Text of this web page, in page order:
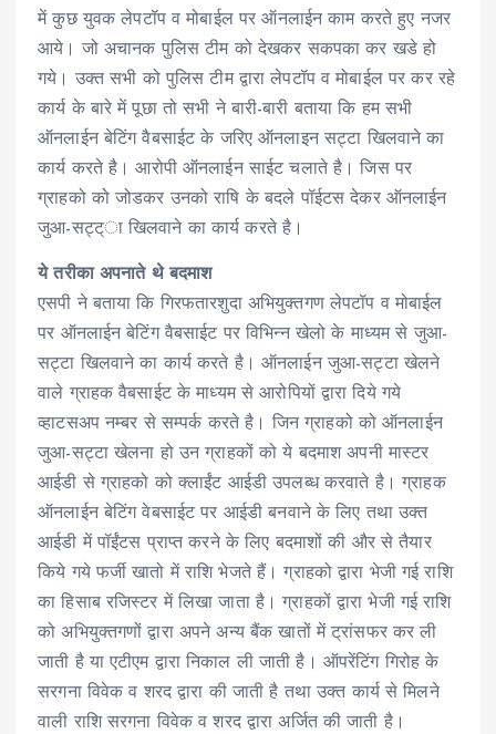
में कुछ युवक लेपटॉप व मोबाईल पर ऑनलाईन काम करते हुए नजर
आये। जो अचानक पुलिस टीम को देखकर सकपका कर खडे हो
गये। उक्त सभी को पुलिस टीम द्वारा लेपटॉप व मोबाईल पर कर रहे
कार्य के बारे में पूछा तो सभी ने बारी-बारी बताया कि हम सभी
ऑनलाईन बेटिंग वैबसाईट के जरिए ऑनलाइन सट्टा खिलवाने का
कार्य करते है। आरोपी ऑनलाईन साईट चलाते है। जिस पर
ग्राहको को जोडकर उनको राषि के बदले पॉईटस देकर ऑनलाईन
जुआ-सट्ट्ा खिलवाने का कार्य करते है।
ये तरीका अपनाते थे बदमाश
एसपी ने बताया कि गिरफतारशुदा अभियुक्तगण लेपटॉप व मोबाईल
पर ऑनलाईन बेटिंग वैबसाईट पर विभिन्न खेलो के माध्यम से जुआ-
सट्टा खिलवाने का कार्य करते है। ऑनलाईन जुआ-सट्टा खेलने
वाले ग्राहक वैबसाईट के माध्यम से आरोपियों द्वारा दिये गये
व्हाटसअप नम्बर से सम्पर्क करते है। जिन ग्राहको को ऑनलाईन
जुआ-सट्टा खेलना हो उन ग्राहकों को ये बदमाश अपनी मास्टर
आईडी से ग्राहको को क्लाईंट आईडी उपलब्ध करवाते है। ग्राहक
ऑनलाईन बेटिंग वेबसाईट पर आईडी बनवाने के लिए तथा उक्त
आईडी में पॉईंटस प्राप्त करने के लिए बदमाशों की और से तैयार
किये गये फर्जी खातो में राशि भेजते हैं। ग्राहको द्वारा भेजी गई राशि
का हिसाब रजिस्टर में लिखा जाता है। ग्राहकों द्वारा भेजी गई राशि
को अभियुक्तगणों द्वारा अपने अन्य बैंक खातों में ट्रांसफर कर ली
जाती है या एटीएम द्वारा निकाल ली जाती है। ऑपरेंटिंग गिरोह के
सरगना विवेक व शरद द्वारा की जाती है तथा उक्त कार्य से मिलने
वाली राशि सरगना विवेक व शरद द्वारा अर्जित की जाती है।